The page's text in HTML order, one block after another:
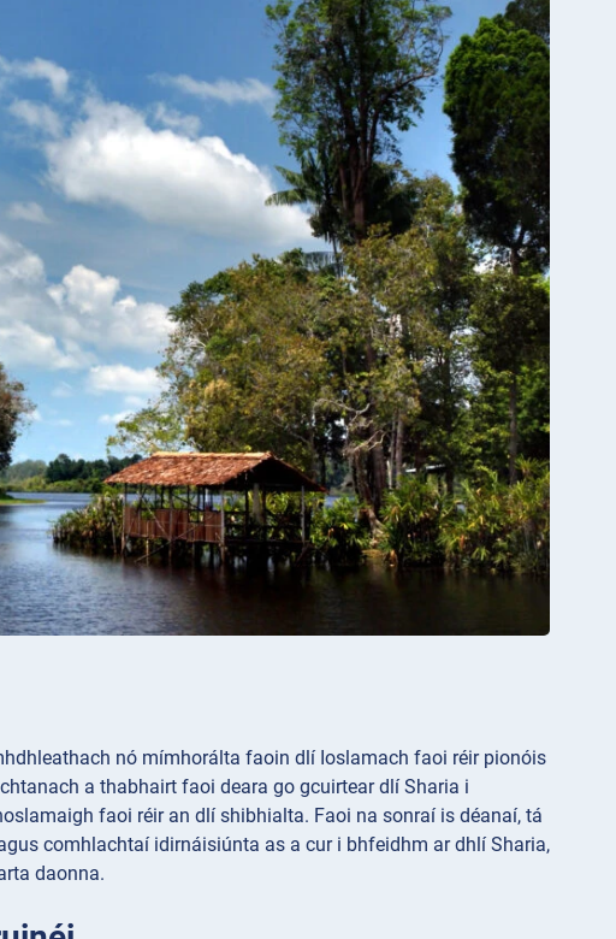
nó mímhorálta faoin dlí Ioslamach faoi réir pionóis
a thabhairt faoi deara go gcuirtear dlí Sharia i
faoi réir an dlí shibhialta. Faoi na sonraí is déanaí, tá
comhlachtaí idirnáisiúnta as a cur i bhfeidhm ar dhlí Sharia,
daonna.